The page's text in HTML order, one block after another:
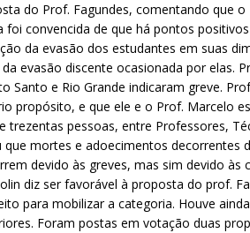
do Prof. Fagundes, comentando que
foi convencida de que há pontos
da evasão dos estudantes em suas
evasão discente ocasionada por elas.
Santo e Rio Grande indicaram greve.
propósito, e que ele e o Prof. Marcelo
trezentas pessoas, entre Professores,
que mortes e adoecimentos decorrentes
devido às greves, mas sim devido às
diz ser favorável à proposta do prof.
para mobilizar a categoria. Houve
Foram postas em votação duas